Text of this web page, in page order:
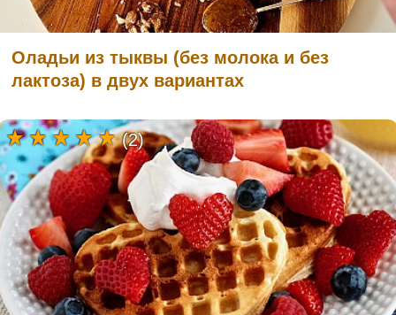
Оладьи из тыквы (без молока и без
лактоза) в двух вариантах
(2)